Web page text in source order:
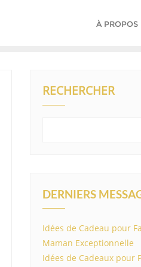
À
RECHERCHER
DERNIERS
Idées de Cadeau pour
Maman Exceptionnelle
Idées de Cadeaux pour